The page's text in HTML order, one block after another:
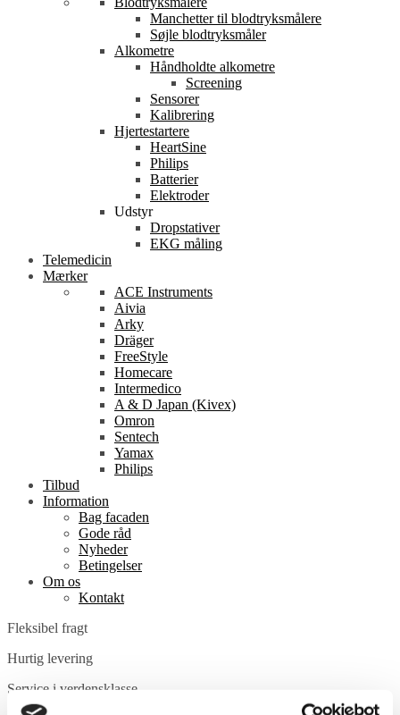
Manchetter til blodtryksmålere
Søjle blodtryksmåler
Alkometre
Håndholdte alkometre
Screening
Sensorer
Kalibrering
Hjertestartere
HeartSine
Philips
Batterier
Elektroder
Udstyr
Dropstativer
EKG måling
Telemedicin
Mærker
ACE Instruments
Aivia
Arky
Dräger
FreeStyle
Homecare
Intermedico
A & D Japan (Kivex)
Omron
Sentech
Yamax
Philips
Tilbud
Information
Bag facaden
Gode råd
Nyheder
Betingelser
Om os
Kontakt
Fleksibel fragt
Hurtig levering
Service i verdensklasse